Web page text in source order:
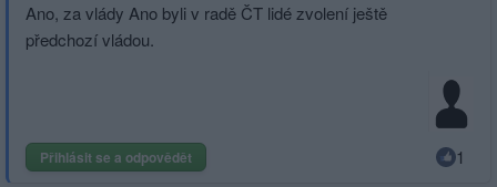
Ano, za vlády Ano byli v radě ČT lidé zvolení ještě
předchozí vládou.
Přihlásit se a odpovědět 1